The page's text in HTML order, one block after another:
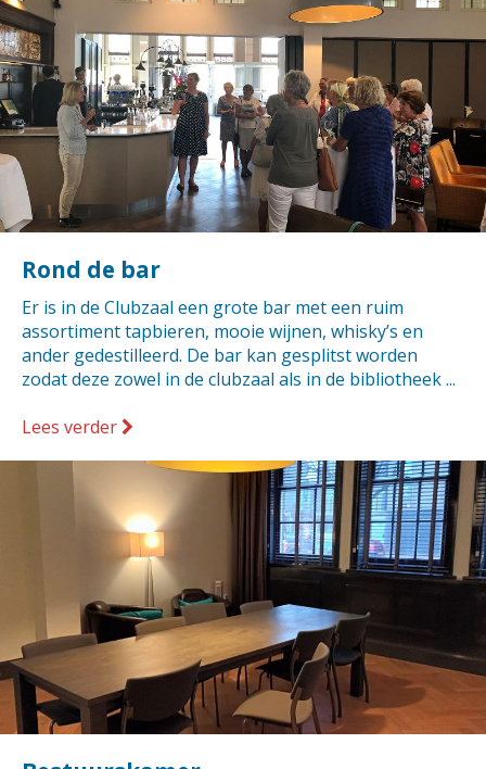
Rond de bar
Er is in de Clubzaal een grote bar met een ruim
assortiment tapbieren, mooie wijnen, whisky’s en
ander gedestilleerd. De bar kan gesplitst worden
zodat deze zowel in de clubzaal als in de bibliotheek ...
Lees verder